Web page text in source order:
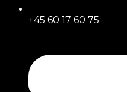
+45 60 17 60 75